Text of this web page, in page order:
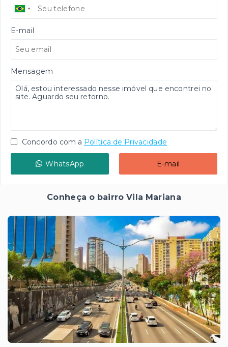
E-mail
Mensagem
Concordo com a Política de Privacidade
WhatsApp E-mail
Conheça o bairro Vila Mariana